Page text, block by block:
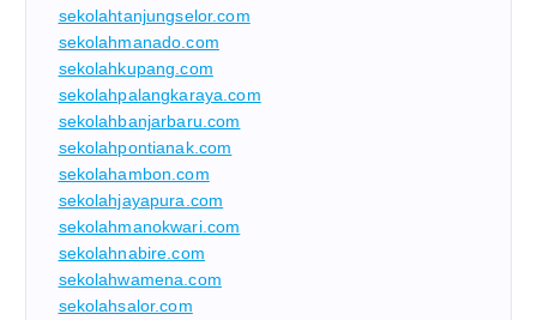
sekolahtanjungselor.com
sekolahmanado.com
sekolahkupang.com
sekolahpalangkaraya.com
sekolahbanjarbaru.com
sekolahpontianak.com
sekolahambon.com
sekolahjayapura.com
sekolahmanokwari.com
sekolahnabire.com
sekolahwamena.com
sekolahsalor.com